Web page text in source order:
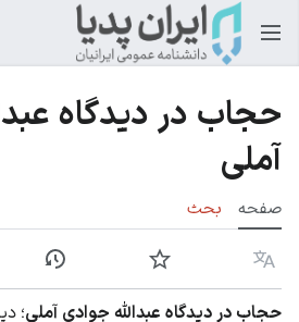
حجاب در دیدگاه
آملی
صفحه بحث
زبان پیگیری نمایش
حجاب در دیدگاه عبدالله جوادی آملی؛